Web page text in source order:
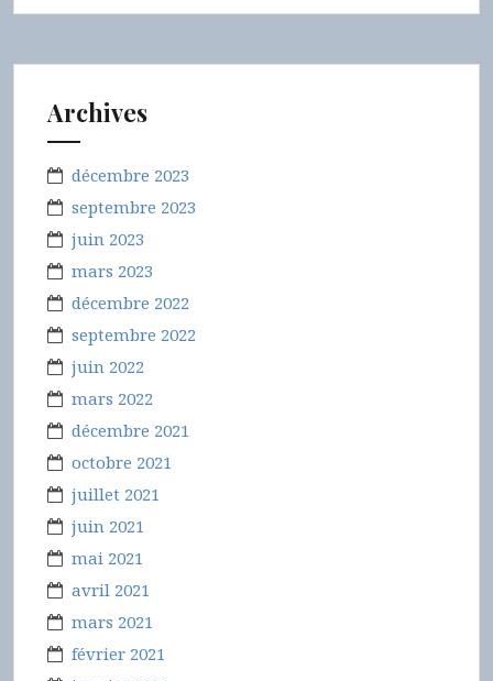
Archives
décembre 2023
septembre 2023
juin 2023
mars 2023
décembre 2022
septembre 2022
juin 2022
mars 2022
décembre 2021
octobre 2021
juillet 2021
juin 2021
mai 2021
avril 2021
mars 2021
février 2021